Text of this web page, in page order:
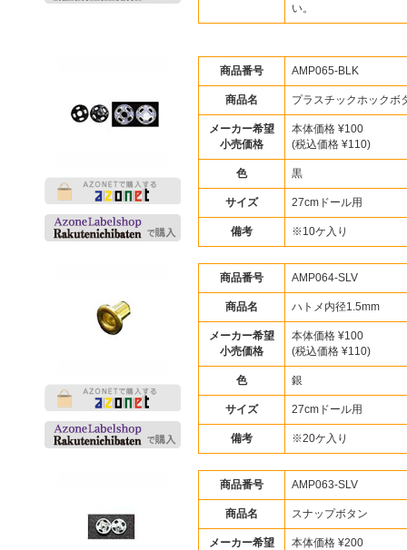
い。
商品番号 AMP065-BLK
商品名 プラスチックホックボ
メーカー希望
小売価格
本体価格 ¥100
(税込価格 ¥110)
色 黒
サイズ 27cmドール用
備考 ※10ケ入り
商品番号 AMP064-SLV
商品名 ハトメ内径1.5mm
メーカー希望
小売価格
本体価格 ¥100
(税込価格 ¥110)
色 銀
サイズ 27cmドール用
備考 ※20ケ入り
商品番号 AMP063-SLV
商品名 スナップボタン
メーカー希望
本体価格 ¥200